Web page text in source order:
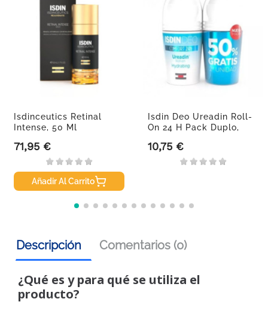
Isdinceutics Retinal
Intense, 50 Ml
Precio
71,95 €
Añadir Al Carrito
Isdin Deo Ureadin Roll-
On 24 H Pack Duplo,
Precio
10,75 €
Descripción Comentarios (0)
¿Qué es y para qué se utiliza el
producto?